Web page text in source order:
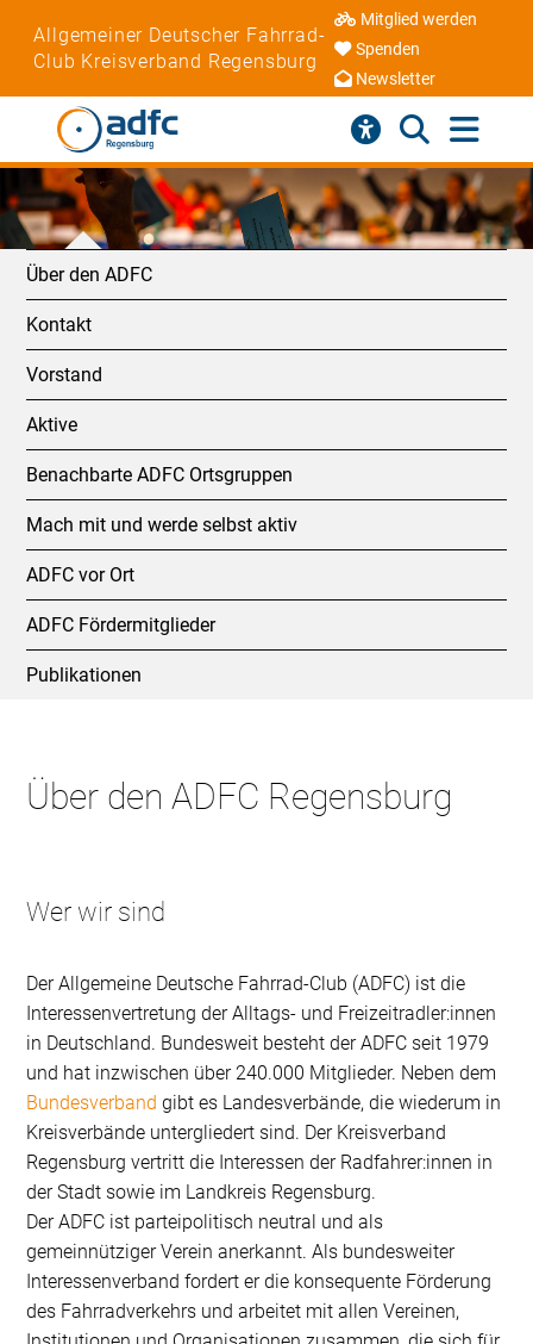
Allgemeiner Deutscher Fahrrad-
Club Kreisverband Regensburg
Mitglied werden
Spenden
Newsletter
Über den ADFC
Kontakt
Vorstand
Aktive
Benachbarte ADFC Ortsgruppen
Mach mit und werde selbst aktiv
ADFC vor Ort
ADFC Fördermitglieder
Publikationen
Über den ADFC Regensburg
Wer wir sind
Der Allgemeine Deutsche Fahrrad-Club (ADFC) ist die
Interessenvertretung der Alltags- und Freizeitradler:innen
in Deutschland. Bundesweit besteht der ADFC seit 1979
und hat inzwischen über 240.000 Mitglieder. Neben dem
Bundesverband gibt es Landesverbände, die wiederum in
Kreisverbände untergliedert sind. Der Kreisverband
Regensburg vertritt die Interessen der Radfahrer:innen in
der Stadt sowie im Landkreis Regensburg.
Der ADFC ist parteipolitisch neutral und als
gemeinnütziger Verein anerkannt. Als bundesweiter
Interessenverband fordert er die konsequente Förderung
des Fahrradverkehrs und arbeitet mit allen Vereinen,